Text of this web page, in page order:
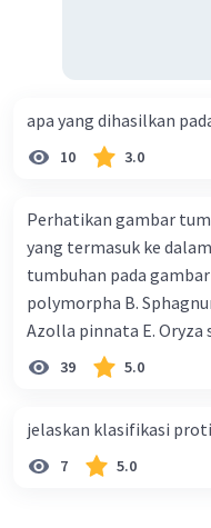
Arinda R
23 November
apa yang dihasilkan
10 3.0
Perhatikan gambar
yang termasuk ke
tumbuhan pada gambar
polymorpha B.
Azolla pinnata E. Oryza
39 5.0
jelaskan klasifikasi
7 5.0